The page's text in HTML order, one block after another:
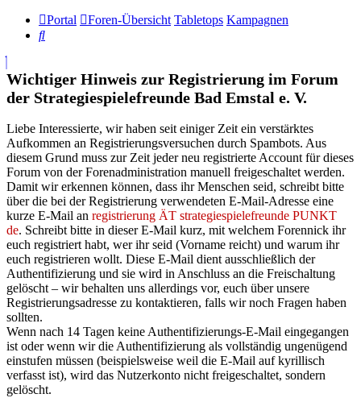
Portal Foren-Übersicht Tabletops Kampagnen
Suche
Wichtiger Hinweis zur Registrierung im Forum
der Strategiespielefreunde Bad Emstal e. V.
Liebe Interessierte, wir haben seit einiger Zeit ein verstärktes
Aufkommen an Registrierungsversuchen durch Spambots. Aus
diesem Grund muss zur Zeit jeder neu registrierte Account für dieses
Forum von der Forenadministration manuell freigeschaltet werden.
Damit wir erkennen können, dass ihr Menschen seid, schreibt bitte
über die bei der Registrierung verwendeten E-Mail-Adresse eine
kurze E-Mail an registrierung ÄT strategiespielefreunde PUNKT
de. Schreibt bitte in dieser E-Mail kurz, mit welchem Forennick ihr
euch registriert habt, wer ihr seid (Vorname reicht) und warum ihr
euch registrieren wollt. Diese E-Mail dient ausschließlich der
Authentifizierung und sie wird in Anschluss an die Freischaltung
gelöscht – wir behalten uns allerdings vor, euch über unsere
Registrierungsadresse zu kontaktieren, falls wir noch Fragen haben
sollten.
Wenn nach 14 Tagen keine Authentifizierungs-E-Mail eingegangen
ist oder wenn wir die Authentifizierung als vollständig ungenügend
einstufen müssen (beispielsweise weil die E-Mail auf kyrillisch
verfasst ist), wird das Nutzerkonto nicht freigeschaltet, sondern
gelöscht.